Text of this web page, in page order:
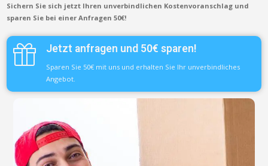
Sichern Sie sich jetzt Ihren unverbindlichen Kostenvoranschlag und
sparen Sie bei einer Anfragen 50€!
Jetzt anfragen und 50€ sparen!
Sparen Sie 50€ mit uns und erhalten Sie Ihr unverbindliches
Angebot.